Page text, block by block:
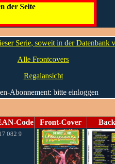
der Seite
des Musicals
Serie, soweit in der Datenbank
Alle Frontcovers
Regalansicht
Abonnement: bitte einloggen
Code Front-Cover
082 9